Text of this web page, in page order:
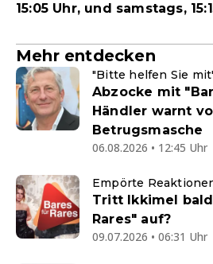
15:05 Uhr, und samstags,
Mehr entdecken
"Bitte helfen Sie
Abzocke mit
Händler warnt
Betrugsmasche
06.08.2026 • 12:45 Uhr
Empörte
Tritt Ikkimel
Rares" auf?
09.07.2026 • 06:31 Uhr